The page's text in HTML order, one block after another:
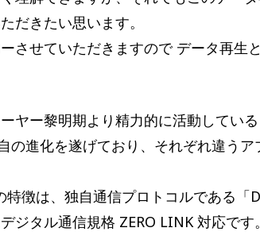
だきたい思います。
させていただきますので データ再生
ヤー黎明期より精力的に活動してい
の進化を遂げており、それぞれ違うア
特徴は、独自通信プロトコルである
ジタル通信規格 ZERO LINK 対応です。